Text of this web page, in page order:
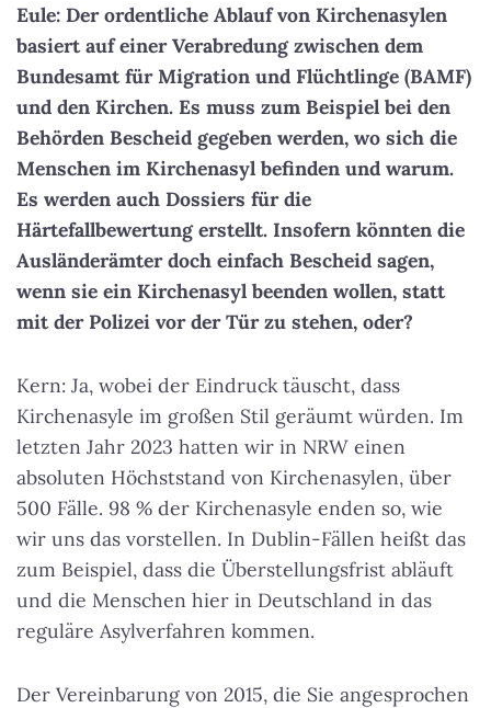
Eule: Der ordentliche Ablauf von Kirchenasylen
basiert auf einer Verabredung zwischen dem
Bundesamt für Migration und Flüchtlinge (BAMF)
und den Kirchen. Es muss zum Beispiel bei den
Behörden Bescheid gegeben werden, wo sich die
Menschen im Kirchenasyl befinden und warum.
Es werden auch Dossiers für die
Härtefallbewertung erstellt. Insofern könnten die
Ausländerämter doch einfach Bescheid sagen,
wenn sie ein Kirchenasyl beenden wollen, statt
mit der Polizei vor der Tür zu stehen, oder?
Kern: Ja, wobei der Eindruck täuscht, dass
Kirchenasyle im großen Stil geräumt würden. Im
letzten Jahr 2023 hatten wir in NRW einen
absoluten Höchststand von Kirchenasylen, über
500 Fälle. 98 % der Kirchenasyle enden so, wie
wir uns das vorstellen. In Dublin-Fällen heißt das
zum Beispiel, dass die Überstellungsfrist abläuft
und die Menschen hier in Deutschland in das
reguläre Asylverfahren kommen.
Der Vereinbarung von 2015, die Sie angesprochen